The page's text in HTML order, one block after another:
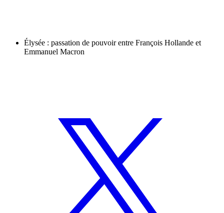
Élysée : passation de pouvoir entre François Hollande et
Emmanuel Macron